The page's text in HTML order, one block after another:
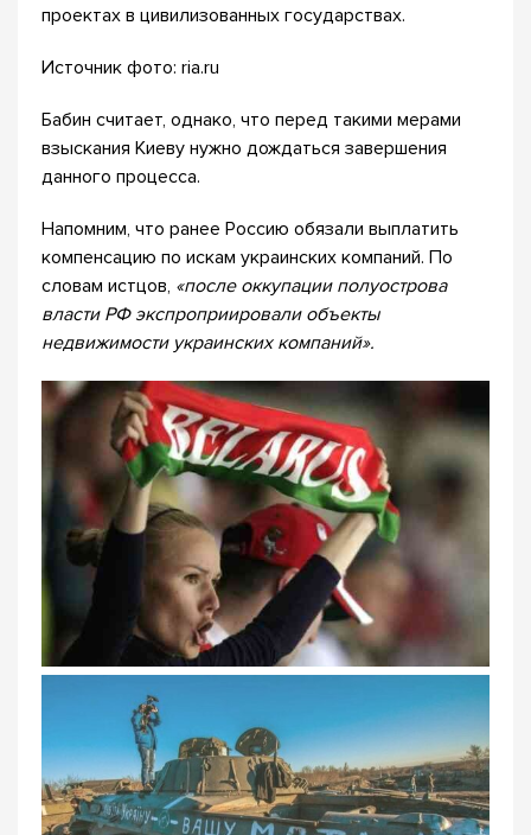
проектах в цивилизованных государствах.
Источник фото: ria.ru
Бабин считает, однако, что перед такими мерами
взыскания Киеву нужно дождаться завершения
данного процесса.
Напомним, что ранее Россию обязали выплатить
компенсацию по искам украинских компаний. По
словам истцов, «после оккупации полуострова
власти РФ экспроприировали объекты
недвижимости украинских компаний».